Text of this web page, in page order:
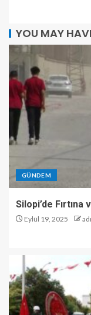
YOU MAY
GÜNDEM
Silopi’de Fırtına
Eylül 19, 2025